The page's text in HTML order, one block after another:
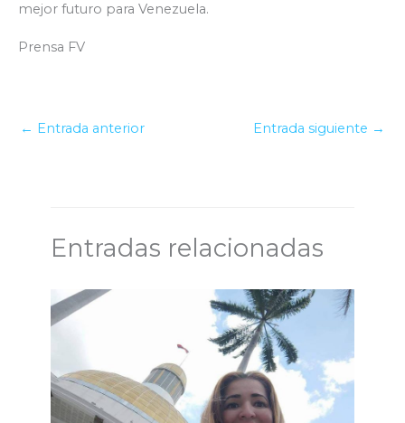
mejor futuro para Venezuela.
Prensa FV
← Entrada anterior Entrada siguiente →
Entradas relacionadas